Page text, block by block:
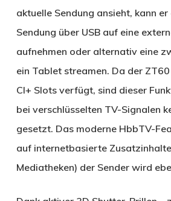
aktuelle Sendung ansieht, kann
Sendung über USB auf eine
aufnehmen oder alternativ eine
ein Tablet streamen. Da der
CI+ Slots verfügt, sind dieser
bei verschlüsselten TV-Signalen
gesetzt. Das moderne HbbTV-
auf internetbasierte
Mediatheken) der Sender wird